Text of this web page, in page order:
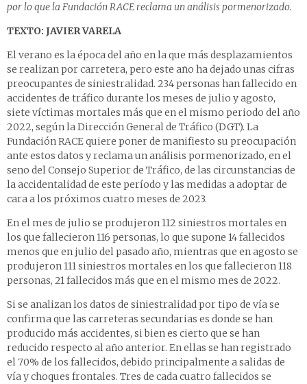
por lo que la Fundación RACE reclama un análisis pormenorizado.
TEXTO: JAVIER VARELA
El verano es la época del año en la que más desplazamientos
se realizan por carretera, pero este año ha dejado unas cifras
preocupantes de siniestralidad. 234 personas han fallecido en
accidentes de tráfico durante los meses de julio y agosto,
siete víctimas mortales más que en el mismo periodo del año
2022, según la Dirección General de Tráfico (DGT). La
Fundación RACE quiere poner de manifiesto su preocupación
ante estos datos y reclama un análisis pormenorizado, en el
seno del Consejo Superior de Tráfico, de las circunstancias de
la accidentalidad de este período y las medidas a adoptar de
cara a los próximos cuatro meses de 2023.
En el mes de julio se produjeron 112 siniestros mortales en
los que fallecieron 116 personas, lo que supone 14 fallecidos
menos que en julio del pasado año, mientras que en agosto se
produjeron 111 siniestros mortales en los que fallecieron 118
personas, 21 fallecidos más que en el mismo mes de 2022.
Si se analizan los datos de siniestralidad por tipo de vía se
confirma que las carreteras secundarias es donde se han
producido más accidentes, si bien es cierto que se han
reducido respecto al año anterior. En ellas se han registrado
el 70% de los fallecidos, debido principalmente a salidas de
vía y choques frontales. Tres de cada cuatro fallecidos se